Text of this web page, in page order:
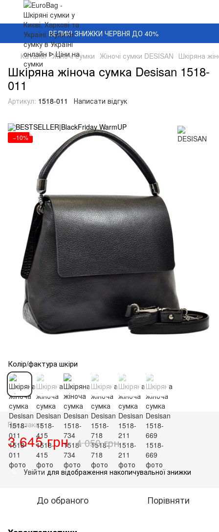
ВЕЛИКІ ЗНИЖКИ ЧЕРВНЯ ДО 40%
Каталог Жіночі сумки Жіночі сумки DESISAN Шкіряна
Шкіряна жіноча сумка Desisan 1518-
011
Артикул: 1518-011 Написати відгук
−10%
Колір/фактура шкіри
Предзаказ
3 645 грн 4 050 грн
% Увійти для відображення накопичувальної знижки
До обраного Порівняти